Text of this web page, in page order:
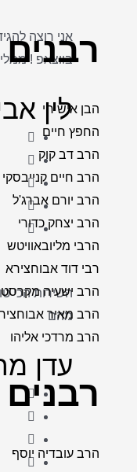
רבנים
הבן איש חי
החפץ חיים
הרב דב קוק
הרב חיים קנייבסקי
הרב יורם אברג'ל
הרב יצחק כדורי
הרבי מליובאוויטש
רבי דוד אבוחצירא
הרב ישעיה
הרב מאיר
הרב מרדכי אליהו
רבנים
הרב עובדיה יוסף
בווצאפ !
לין
השירות הכי
מהם
עדן